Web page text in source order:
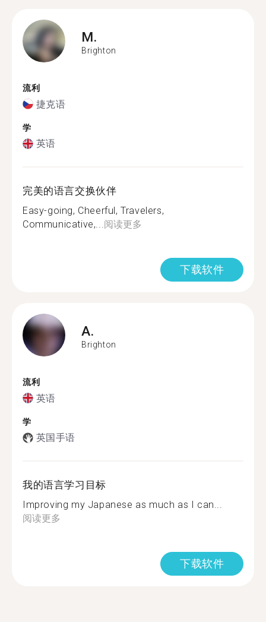
M.
Brighton
流利
捷克语
学
英语
完美的语言交换伙伴
Easy-going, Cheerful, Travelers,
Communicative,...阅读更多
下载软件
A.
Brighton
流利
英语
学
英国手语
我的语言学习目标
Improving my Japanese as much as I can...
阅读更多
下载软件